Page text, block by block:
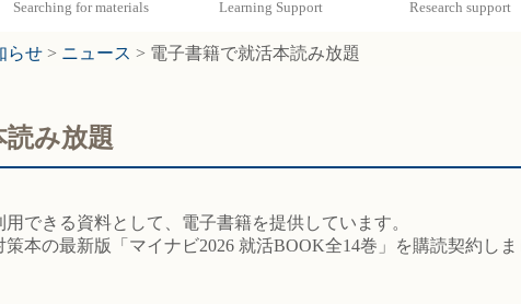
らせ > ニュース > 電子書籍で就活本読み放題
読み放題
できる資料として、電子書籍を提供しています。
本の最新版「マイナビ2026 就活BOOK全14巻」を購読契約しま